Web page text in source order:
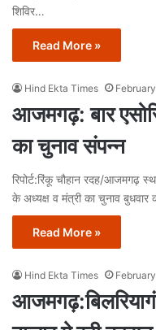
शिविर…
Read More »
Hind Ekta Times
आजमगढ़: बार
का चुनाव संपन्न
रिपोर्ट:रिंकू चौहान रदह/आजमगढ़
के अध्यक्ष व मंत्री का चुनाव
Read More »
Hind Ekta Times